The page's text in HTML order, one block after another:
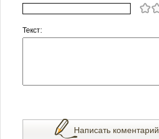
Текст:
Написать коментарий